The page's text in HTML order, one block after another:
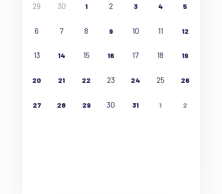
29 30 1 2 3 4 5
6 7 8 9 10 11 12
13 14 15 16 17 18 19
20 21 22 23 24 25 26
27 28 29 30 31 1 2